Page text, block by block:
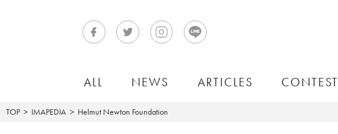
ALL NEWS ARTICLES CONTEST
TOP IMAPEDIA Helmut Newton Foundation